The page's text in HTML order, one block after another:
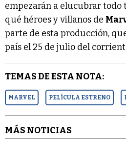
empezarán a elucubrar todo
qué héroes y villanos de
parte de esta producción,
país el 25 de julio del
TEMAS DE ESTA NOTA:
MARVEL PELÍCULA ESTRENO
MÁS NOTICIAS